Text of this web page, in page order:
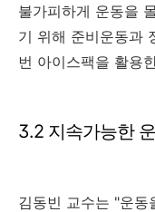
불가피하게 운동을
기 위해 준비운동과
번 아이스팩을 활용
3.2 지속가능한
김동빈 교수는 "운동